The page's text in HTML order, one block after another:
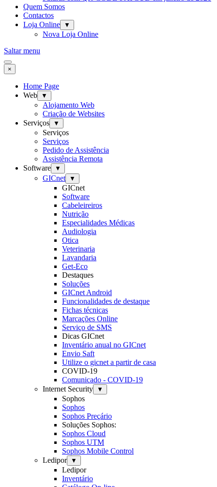
Quem Somos
Contactos
Loja Online
▼
Nova Loja Online
Saltar menu
×
Home Page
Web
▼
Alojamento Web
Criação de Websites
Serviços
▼
Serviços
Serviços
Pedido de Assistência
Assistência Remota
Software
▼
GICnet ▼
GICnet
Software
Cabeleireiros
Nutrição
Especialidades Médicas
Audiologia
Otica
Veterinaria
Lavandaria
Get-Eco
Destaques
Soluções
GICnet Android
Funcionalidades de destaque
Fichas técnicas
Marcações Online
Serviço de SMS
Dicas GICnet
Inventário anual no GICnet
Envio Saft
Utilize o gicnet a partir de casa
COVID-19
Comunicado - COVID-19
Internet Security
▼
Sophos
Sophos
Sophos Preçário
Soluções Sophos:
Sophos Cloud
Sophos UTM
Sophos Mobile Control
Ledipor
▼
Ledipor
Inventário